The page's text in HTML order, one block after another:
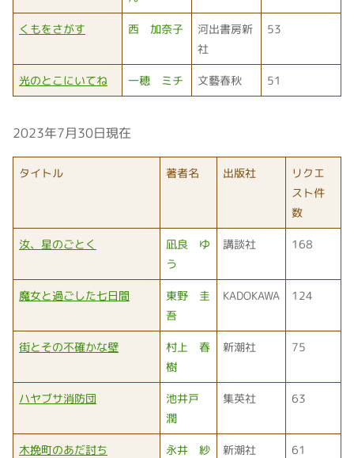
くもをさがす 西 加奈子
河出書房新
社
53
光のとこにいてね 一穂 ミチ 文藝春秋 51
2023年7月30日現在
タイトル 著者名 出版社
リクエ
スト件
数
汝、星のごとく
凪良 ゆ
う
講談社 168
魔女と過ごした七日間
東野 圭
吾
KADOKAWA 124
街とその不確かな壁
村上 春
樹
新潮社 75
ハヤブサ消防団
池井戸
潤
集英社 63
木挽町のあだ討ち
永井 紗
新潮社 61